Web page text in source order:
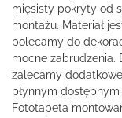
mięsisty pokryty od
montażu. Materiał
polecamy do
mocne zabrudzenia.
zalecamy
płynnym dostępnym
Fototapeta